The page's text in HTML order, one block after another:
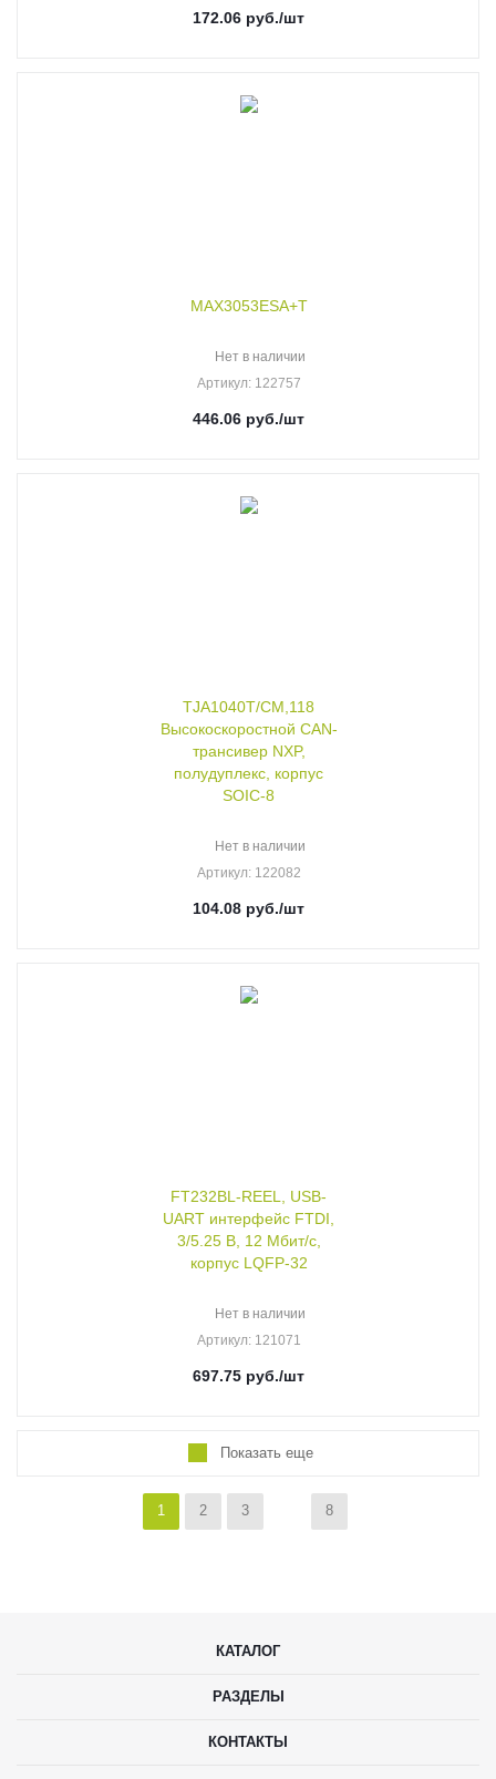
172.06 руб./шт
MAX3053ESA+T
Нет в наличии
Артикул: 122757
446.06 руб./шт
TJA1040T/CM,118
Высокоскоростной CAN-
трансивер NXP,
полудуплекс, корпус
SOIC-8
Нет в наличии
Артикул: 122082
104.08 руб./шт
FT232BL-REEL, USB-
UART интерфейс FTDI,
3/5.25 В, 12 Мбит/с,
корпус LQFP-32
Нет в наличии
Артикул: 121071
697.75 руб./шт
Показать еще
1 2 3 8
КАТАЛОГ
РАЗДЕЛЫ
КОНТАКТЫ